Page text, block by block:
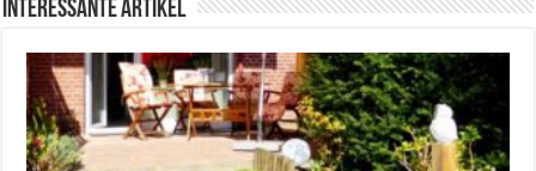
Interessante Artikel